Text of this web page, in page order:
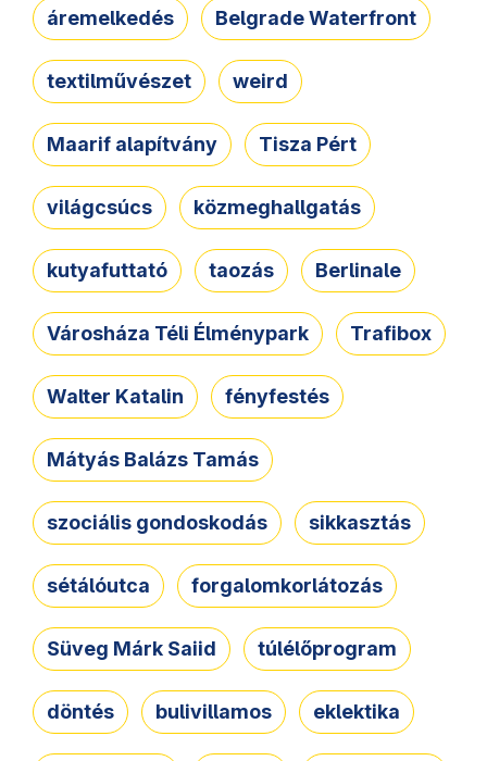
áremelkedés Belgrade Waterfront
textilművészet weird
Maarif alapítvány Tisza Pért
világcsúcs közmeghallgatás
kutyafuttató taozás Berlinale
Városháza Téli Élménypark Trafibox
Walter Katalin fényfestés
Mátyás Balázs Tamás
szociális gondoskodás sikkasztás
sétálóutca forgalomkorlátozás
Süveg Márk Saiid túlélőprogram
döntés bulivillamos eklektika